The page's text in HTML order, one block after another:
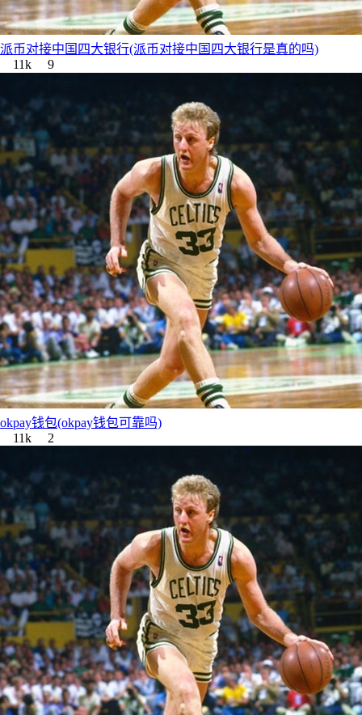
派币对接中国四大银行(派币对接中国四大银行是真的吗)
11k
9
okpay钱包(okpay钱包可靠吗)
11k
2